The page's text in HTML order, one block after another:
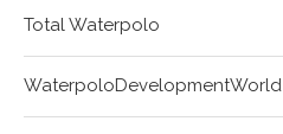
Total Waterpolo
WaterpoloDevelopmentWorld